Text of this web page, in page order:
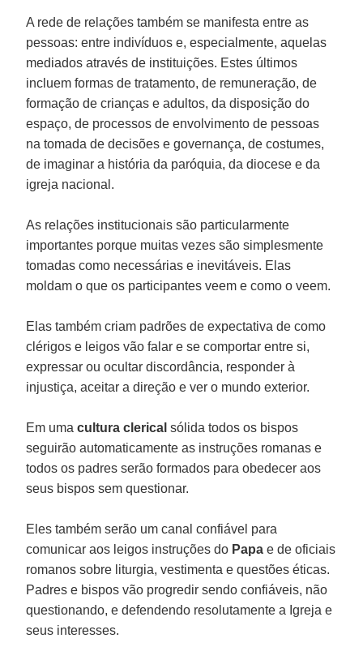
A rede de relações também se manifesta entre as
pessoas: entre indivíduos e, especialmente, aquelas
mediados através de instituições. Estes últimos
incluem formas de tratamento, de remuneração, de
formação de crianças e adultos, da disposição do
espaço, de processos de envolvimento de pessoas
na tomada de decisões e governança, de costumes,
de imaginar a história da paróquia, da diocese e da
igreja nacional.
As relações institucionais são particularmente
importantes porque muitas vezes são simplesmente
tomadas como necessárias e inevitáveis. Elas
moldam o que os participantes veem e como o veem.
Elas também criam padrões de expectativa de como
clérigos e leigos vão falar e se comportar entre si,
expressar ou ocultar discordância, responder à
injustiça, aceitar a direção e ver o mundo exterior.
Em umacultura clerical sólida todos os bispos
seguirão automaticamente as instruções romanas e
todos os padres serão formados para obedecer aos
seus bispos sem questionar.
Eles também serão um canal confiável para
comunicar aos leigos instruções do Papa e de oficiais
romanos sobre liturgia, vestimenta e questões éticas.
Padres e bispos vão progredir sendo confiáveis, não
questionando, e defendendo resolutamente a Igreja e
seus interesses.